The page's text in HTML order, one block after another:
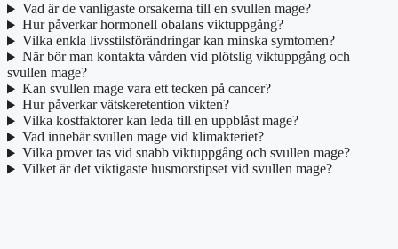
Vad är de vanligaste orsakerna till en svullen mage?
Hur påverkar hormonell obalans viktuppgång?
Vilka enkla livsstilsförändringar kan minska symtomen?
När bör man kontakta vården vid plötslig viktuppgång och
svullen mage?
Kan svullen mage vara ett tecken på cancer?
Hur påverkar vätskeretention vikten?
Vilka kostfaktorer kan leda till en uppblåst mage?
Vad innebär svullen mage vid klimakteriet?
Vilka prover tas vid snabb viktuppgång och svullen mage?
Vilket är det viktigaste husmorstipset vid svullen mage?